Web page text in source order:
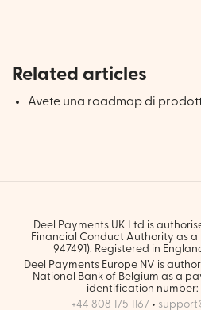
Related articles
Avete una roadmap di
Deel Payments UK Ltd is
Financial Conduct Authority as a
947491). Registered in
Deel Payments Europe NV is
National Bank of Belgium as a
identification number:
+44 808 175 1167 •